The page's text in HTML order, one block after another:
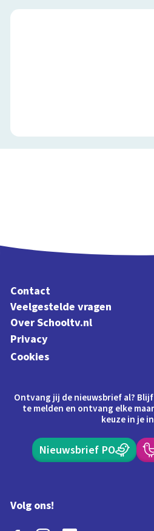
Contact
Veelgestelde vragen
Over Schooltv.nl
Privacy
Cookies
Ontvang jij de nieuwsbrief al?
te melden en ontvang elke
keuze in je
Nieuwsbrief PO
Volg ons!